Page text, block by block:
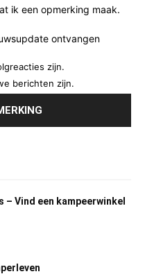
ik een opmerking maak.
ontvangen
zijn.
berichten zijn.
– Vind een kampeerwinkel